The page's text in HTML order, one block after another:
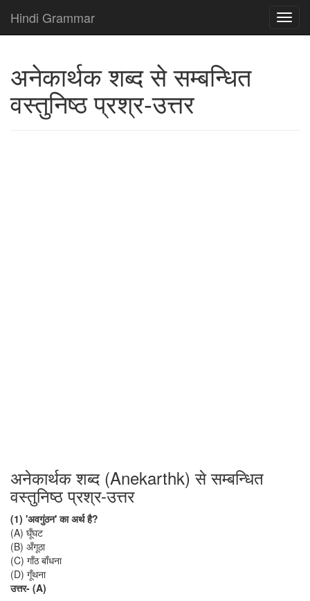
Hindi Grammar
अनेकार्थक शब्द से सम्बन्धित
वस्तुनिष्ठ प्रश्र-उत्तर
अनेकार्थक शब्द (Anekarthk) से सम्बन्धित
वस्तुनिष्ठ प्रश्र-उत्तर
(1) 'अवगुंठन' का अर्थ है?
(A) घूँघट
(B) अँगूठा
(C) गाँठ बाँधना
(D) गूँथना
उत्तर- (A)